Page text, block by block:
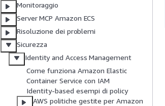
Monitoraggio
Server MCP Amazon ECS
Risoluzione dei problemi
Sicurezza
Identity and Access Management
Come funziona Amazon Elastic
Container Service con IAM
Identity-based esempi di policy
AWS politiche gestite per Amazon